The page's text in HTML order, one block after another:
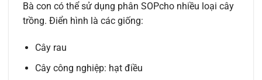
Bà con có thể sử dụng phân SOPcho nhiều loại cây
trồng. Điển hình là các giống:
Cây rau
Cây công nghiệp: hạt điều